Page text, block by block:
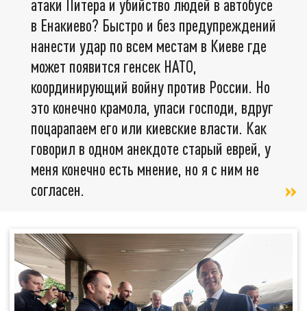
атаки Питера и убийство людей в автобусе
в Енакиево? Быстро и без предупреждений
нанести удар по всем местам в Киеве где
может появится генсек НАТО,
координирующий войну против России. Но
это конечно крамола, упаси господи, вдруг
поцарапаем его или киевские власти. Как
говорил в одном анекдоте старый еврей, у
меня конечно есть мнение, но я с ним не
согласен.